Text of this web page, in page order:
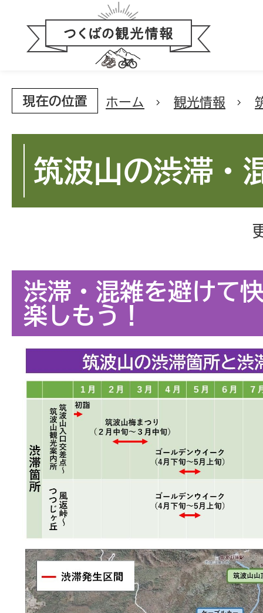
現在の位置 ホーム 観光情報
筑波山の渋滞・
渋滞・混雑を避けて
楽しもう！